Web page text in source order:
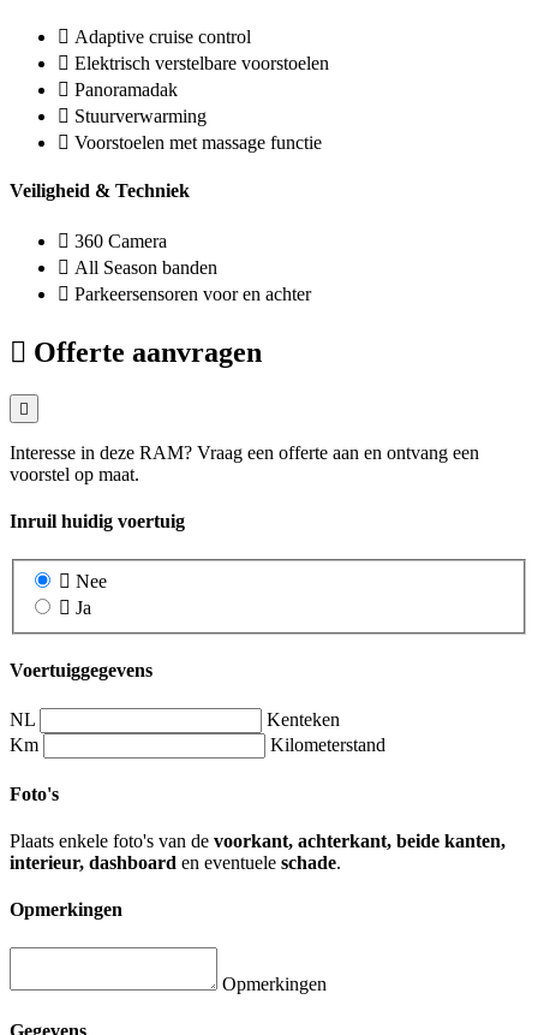
Adaptive cruise control
Elektrisch verstelbare voorstoelen
Panoramadak
Stuurverwarming
Voorstoelen met massage functie
Veiligheid & Techniek
360 Camera
All Season banden
Parkeersensoren voor en achter
Offerte aanvragen
Interesse in deze RAM? Vraag een offerte aan en ontvang een
voorstel op maat.
Inruil huidig voertuig
Nee
Ja
Voertuiggegevens
NL
Kenteken
Km
Kilometerstand
Foto's
Plaats enkele foto's van de voorkant, achterkant, beide kanten,
interieur, dashboard en eventuele schade.
Opmerkingen
Opmerkingen
Gegevens